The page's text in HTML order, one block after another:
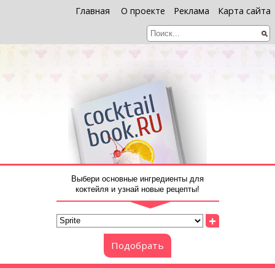
Главная О проекте Реклама Карта сайта
Выбери основные ингредиенты для
коктейля и узнай новые рецепты!
+
Подобрать